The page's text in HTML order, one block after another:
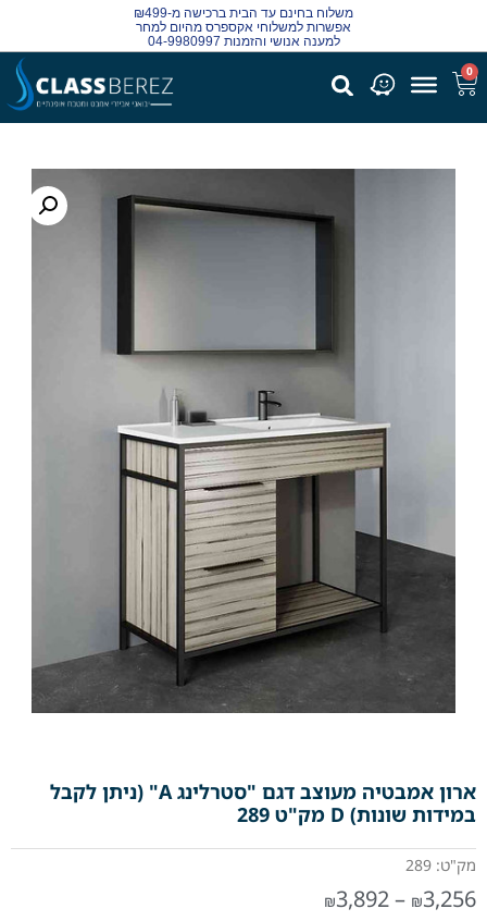
משלוח בחינם עד הבית ברכישה מ-₪499
אפשרות למשלוחי אקספרס מהיום למחר
למענה אנושי והזמנות 04-9980997
0
ארון אמבטיה מעוצב דגם "סטרלינג A" (ניתן לקבל
במידות שונות) D מק"ט 289
מק"ט: 289
₪3,256
–
₪3,892